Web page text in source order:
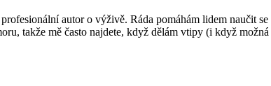
autor o výživě. Ráda pomáhám lidem naučit
takže mě často najdete, když dělám vtipy (i když